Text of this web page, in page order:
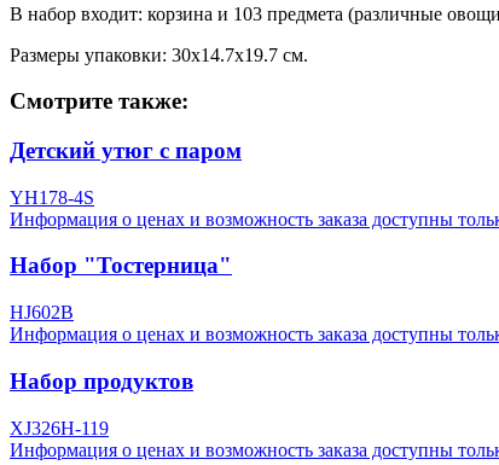
В набор входит: корзина и 103 предмета (различные
Размеры упаковки: 30x14.7x19.7 см.
Смотрите также:
Детский утюг с паром
YH178-4S
Информация о ценах и возможность заказа доступны
Набор "Тостерница"
HJ602B
Информация о ценах и возможность заказа доступны
Набор продуктов
XJ326H-119
Информация о ценах и возможность заказа доступны